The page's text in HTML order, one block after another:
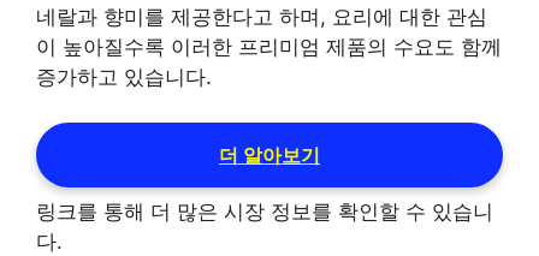
네랄과 향미를 제공한다고 하며, 요리에 대한 관심
이 높아질수록 이러한 프리미엄 제품의 수요도 함께
증가하고 있습니다.
더 알아보기
링크를 통해 더 많은 시장 정보를 확인할 수 있습니
다.